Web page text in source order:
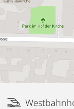
Kaution: Siehe